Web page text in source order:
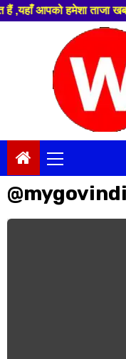
हमेशा ताजा खबरों से
Menu